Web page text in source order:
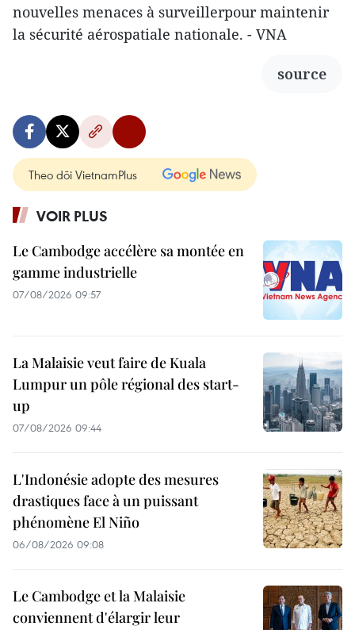
nouvelles menaces à surveillerpour maintenir
la sécurité aérospatiale nationale. - VNA
source
Theo dõi VietnamPlus
VOIR PLUS
Le Cambodge accélère sa montée en
gamme industrielle
07/08/2026 09:57
La Malaisie veut faire de Kuala
Lumpur un pôle régional des start-
up
07/08/2026 09:44
L'Indonésie adopte des mesures
drastiques face à un puissant
phénomène El Niño
06/08/2026 09:08
Le Cambodge et la Malaisie
conviennent d'élargir leur